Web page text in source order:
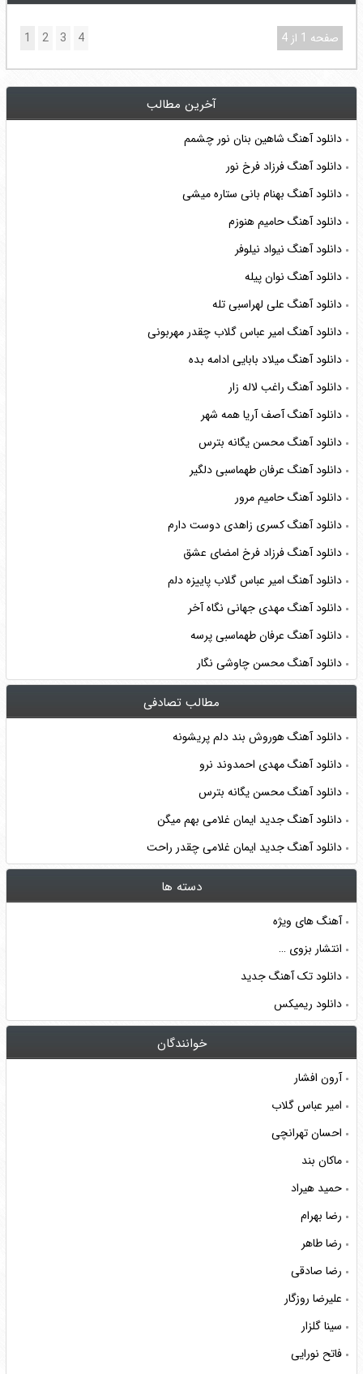
صفحه 1 از 4 1 2 3 4
آخرین مطالب
دانلود آهنگ شاهین بنان نور چشمم
دانلود آهنگ فرزاد فرخ نور
دانلود آهنگ بهنام بانی ستاره میشی
دانلود آهنگ حامیم هنوزم
دانلود آهنگ نیواد نیلوفر
دانلود آهنگ نوان پیله
دانلود آهنگ علی لهراسبی تله
دانلود آهنگ امیر عباس گلاب چقدر مهربونی
دانلود آهنگ میلاد بابایی ادامه بده
دانلود آهنگ راغب لاله زار
دانلود آهنگ آصف آریا همه شهر
دانلود آهنگ محسن یگانه بترس
دانلود آهنگ عرفان طهماسبی دلگیر
دانلود آهنگ حامیم مرور
دانلود آهنگ کسری زاهدی دوست دارم
دانلود آهنگ فرزاد فرخ امضای عشق
دانلود آهنگ امیر عباس گلاب پاییزه دلم
دانلود آهنگ مهدی جهانی نگاه آخر
دانلود آهنگ عرفان طهماسبی پرسه
دانلود آهنگ محسن چاوشی نگار
مطالب تصادفی
دانلود آهنگ هوروش بند دلم پریشونه
دانلود آهنگ مهدی احمدوند نرو
دانلود آهنگ محسن یگانه بترس
دانلود آهنگ جدید ایمان غلامی بهم میگن
دانلود آهنگ جدید ایمان غلامی چقدر راحت
دسته ها
آهنگ های ویژه
انتشار بزوی …
دانلود تک آهنگ جدید
دانلود ریمیکس
خوانندگان
آرون افشار
امیر عباس گلاب
احسان تهرانچی
ماکان بند
حمید هیراد
رضا بهرام
رضا طاهر
رضا صادقی
علیرضا روزگار
سینا گلزار
فاتح نورایی